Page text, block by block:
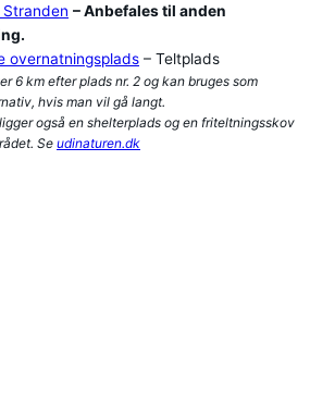
– Anbefales til anden
overnatningsplads – Teltplads
6 km efter plads nr. 2 og kan bruges som
hvis man vil gå langt.
også en shelterplads og en friteltningsskov
Se udinaturen.dk